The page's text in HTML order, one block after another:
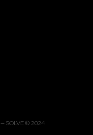
— SOLVE © 2024